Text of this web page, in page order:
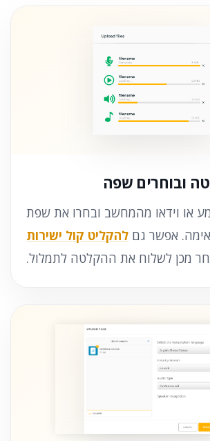
ובוחרים שפה
או וידאו מהמחשב ובחרו את שפת
אפשר גם להקליט קול ישירות
מכן לשלוח את ההקלטה לתמלול.